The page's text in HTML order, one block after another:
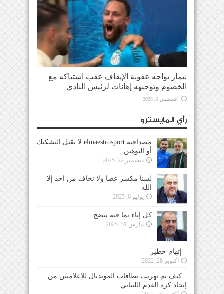
نيمار يواجه عقوبة الإيقاف عقب اشتباكه مع
الخصوم وتوجيهه إهانات لرئيس النادي
أغسطس 6, 2026
رأي المايسترو
مصداقية elmaestrosport لا تقبل التشكيك
أو التوهين
ديسمبر 22, 2025
لسنا مكسر عصا ولا نخاف من احد إلا
الله
يوليو 6, 2025
كل إناء بما فيه ينضح
مارس 31, 2025
إتهام خطير
أكتوبر 28, 2022
كيف تم تهريب بطاقات المونديال للإعلاميين من
إتحاد كرة القدم اللبناني